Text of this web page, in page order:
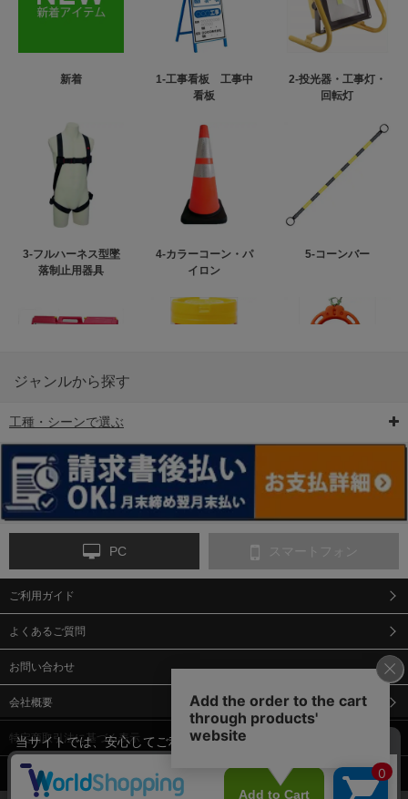
新着
1-工事看板 工事中
看板
2-投光器・工事灯・
回転灯
3-フルハーネス型墜
落制止用器具
4-カラーコーン・パ
イロン
5-コーンバー
6-矢印板/LED矢印板
ンス
9-点字マット・タイ
12-安全ベスト
13-誘導灯・誘導棒・
合図灯・手旗
14-ライフジャケット
ジャンルから探す
工種・シーンで選ぶ
PC スマートフォン
ご利用ガイド
よくあるご質問
お問い合わせ
会社概要
特定商取引法に基づく表示
個人情報保護方針
当サイトでは、安心してご利用いただくため（なりすまし防止
等）、またサイトの利便性向上のため、クッキー(Cookie)を使用
しています。 サイトのクッキー(Cookie)の使用に関しては、「プ